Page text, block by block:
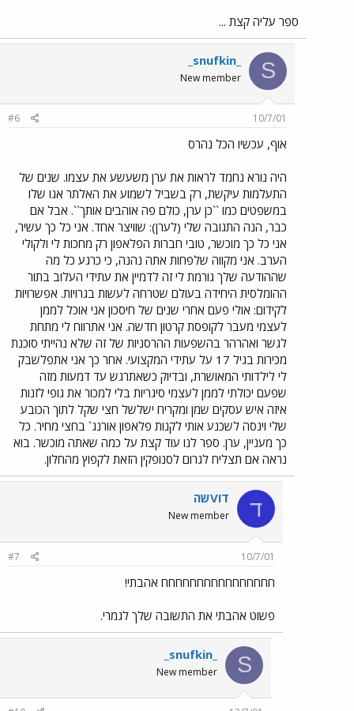
ספר עליה קצת ...
S
_snufkin_
New member
10/7/01
#6
אוף, עכשיו הכל נהרס
היה נורא נחמד לראות את ערן משעשע את עצמו. שנים של
התעלמות עיקשת, רק בשביל לשמוע את האלתר אגו שלו
במשפטים כמו ``כן ערן, כולם פה אוהבים אותך``. אבל אם
כבר, הנה התגובה שלי (לערן): שוויצר אחד. אני כל כך עשיר,
אני כל כך מוכשר, טובי חברות הפלאפון רק מחכות לי ולקולי
הערב. אני מקווה שלפחות אתה נהנה, כי כרגע כל מה
שההודעה שלך גורמת לי זה לדמיין את עתידי העלוב בתור
ההומלסית היחידה בעולם שטרחה לעשות בגרויות. אפשרויות
לקידום: אולי פעם אחרי שנים של חיסכון אני אוכל לממן
לעצמי מעבר לקופסת קרטון חדשה. אני אתרווח לי מתחת
לגשר ואהרהר בהשפעות ההרסניות של זה שלא נהייתי סוכנת
מכירות בגיל 17 על עתידי המקצועי. אחר כך אני אתפלשבק
לי לילדותי המאושרת, ובדיוק כשאתרגש עד דמעות מזה
שפעם יכולתי לממן לעצמי סיגריות בלי למכור את גופי לזנות
איזה איש עסקים שמן ומקריח ישלשל חצי שקל לתוך הכובע
שלי וינסה לשכנע אותי לקנות פלאפון אורנג` בחצי מחיר. כל
כך מעניין, ערן. ספר לנו עוד קצת על כמה שאתה מוכשר. בוא
נראה אם תצליח לגרום לסנופקין הזאת לקפוץ מהחלון.
ד דוVשה
New member
10/7/01
#7
חחחחחחחחחחחחחחחח אהבתי!
פשוט אהבתי את התשובה שלך לגמרי.
S
_snufkin_
New member